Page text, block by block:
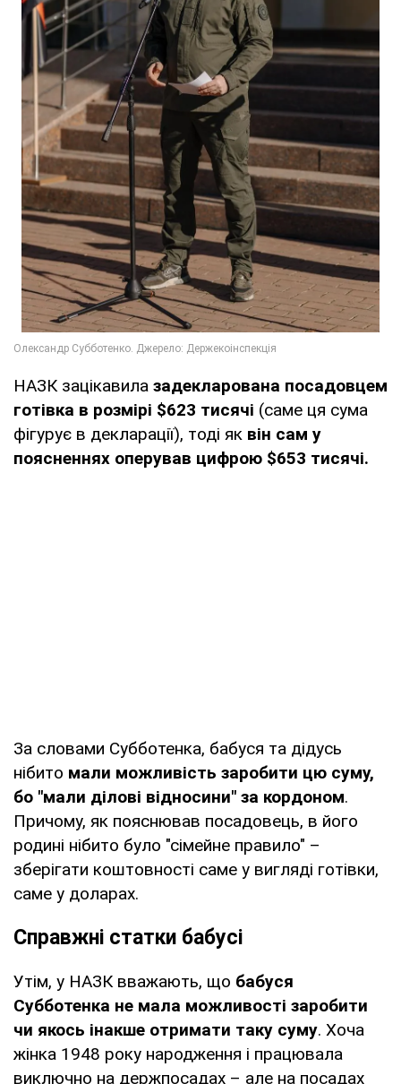
НАЗК зацікавила задекларована посадовцем
готівка в розмірі $623 тисячі (саме ця сума
фігурує в декларації), тоді як він сам у
поясненнях оперував цифрою $653 тисячі.
За словами Субботенка, бабуся та дідусь
нібито мали можливість заробити цю суму,
бо "мали ділові відносини" за кордоном.
Причому, як пояснював посадовець, в його
родині нібито було "сімейне правило" –
зберігати коштовності саме у вигляді готівки,
саме у доларах.
Справжні статки бабусі
Утім, у НАЗК вважають, що бабуся
Субботенка не мала можливості заробити
чи якось інакше отримати таку суму. Хоча
жінка 1948 року народження і працювала
виключно на держпосадах – але на посадах